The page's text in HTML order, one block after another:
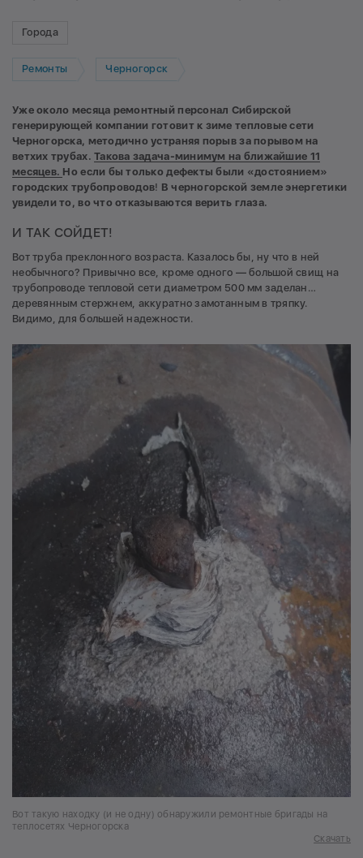
Города
Ремонты Черногорск
Уже около месяца ремонтный персонал Сибирской
генерирующей компании готовит к зиме тепловые сети
Черногорска, методично устраняя порыв за порывом на
ветхих трубах.Такова задача-минимум на ближайшие 11
месяцев. Но если бы только дефекты были «достоянием»
городских трубопроводов! В черногорской земле энергетики
увидели то, во что отказываются верить глаза.
И ТАК СОЙДЕТ!
Вот труба преклонного возраста. Казалось бы, ну что в ней
необычного? Привычно все, кроме одного — большой свищ на
трубопроводе тепловой сети диаметром 500 мм заделан…
деревянным стержнем, аккуратно замотанным в тряпку.
Видимо, для большей надежности.
Вот такую находку (и не одну) обнаружили ремонтные бригады на
теплосетях Черногорска
Скачать